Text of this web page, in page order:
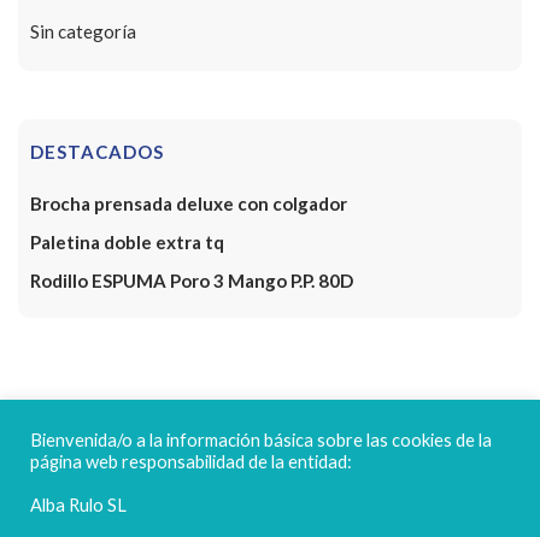
Sin categoría
DESTACADOS
Brocha prensada deluxe con colgador
Paletina doble extra tq
Rodillo ESPUMA Poro 3 Mango P.P. 80D
FELICES FIESTAS
Bienvenida/o a la información básica sobre las cookies de la
página web responsabilidad de la entidad:
Alba Rulo SL